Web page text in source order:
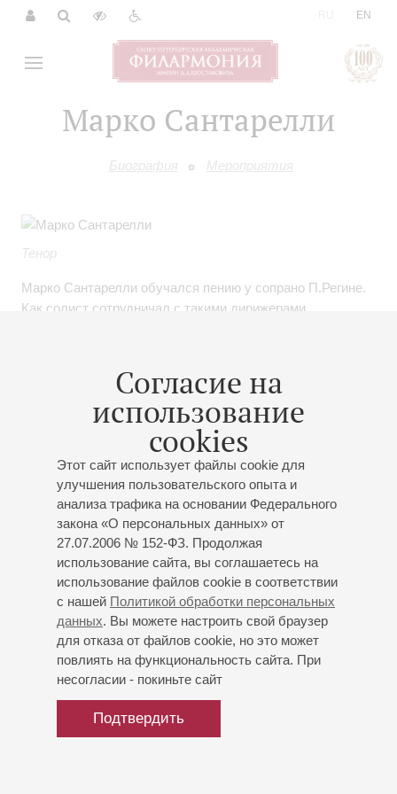
EN
Марко Сантарелли
Биография Мероприятия
Согласие на
использование
cookies
Этот сайт использует файлы cookie для
улучшения пользовательского опыта и
анализа трафика на основании Федерального
закона «О персональных данных» от
27.07.2006 № 152-ФЗ. Продолжая
использование сайта, вы соглашаетесь на
использование файлов cookie в соответствии
с нашей Политикой обработки персональных
данных. Вы можете настроить свой браузер
для отказа от файлов cookie, но это может
повлиять на функциональность сайта. При
несогласии - покиньте сайт
Подтвердить
Тенор
Марко Сантарелли обучался пению у сопрано П.Регине.
Как солист сотрудничал с такими дирижерами
Санта-Чечилия, с которым в качестве солиста выступал
в ораториях Орфа «Кармина Бурана» и «Катулли
кармина», а также принял участие в исполнении
Фантазии для фортепиано, хора и оркестра до минор
Бетховена под руководством М.-В.Чунга (партия
фортепиано – М.Поллини (2001) и А.Луккезини (2017)). В
2013 году певец принял участие в съемках фильма
«Питер Граймс» по опере Бриттена, а в 2017-м –
в «Фиделио» на музыку Бетховена (дирижер –
А.Паппано). Признанный интерпретатор духовной
музыки; в его репертуаре Реквием и Месса до мажор
(Коронационная) Моцарта Месса ля мажор Франка,
Рождественская оратория Сен-Санса, а также
произведения Кариссими, Гайдна, Шуберта, Генделя,
Брамса и Баха.